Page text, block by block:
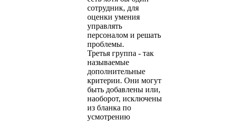
сотрудник, для
оценки умения
управлять
персоналом и решать
проблемы.
Третья группа - так
называемые
дополнительные
критерии. Они могут
быть добавлены или,
наоборот, исключены
из бланка по
усмотрению